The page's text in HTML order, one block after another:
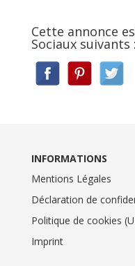
Cette annonce
Sociaux suivants :
INFORMATIONS
Mentions Légales
Déclaration de
Politique de cookies
Imprint